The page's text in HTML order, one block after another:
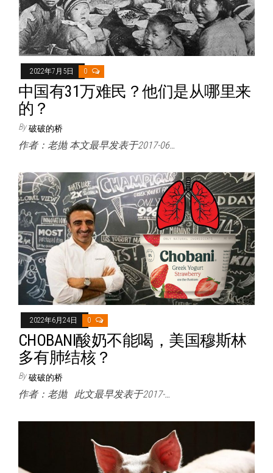
2022年7月5日 0
中国有31万难民？他们是从哪里来
的？
By 破破的桥
作者：老抛 本文最早发表于2017-06…
2022年6月24日 0
CHOBANI酸奶不能喝，美国穆斯林
多有肺结核？
By 破破的桥
作者：老抛 此文最早发表于2017-…